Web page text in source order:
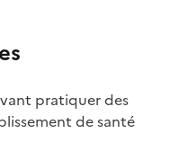
pratiquer des
de santé